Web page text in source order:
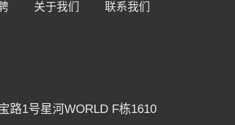
关于我们 联系我们
路1号星河WORLD F栋1610